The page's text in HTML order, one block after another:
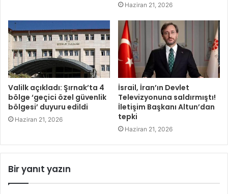
Haziran 21, 2026
Valilk açıkladı: Şırnak’ta 4
bölge ‘geçici özel güvenlik
bölgesi’ duyuru edildi
Haziran 21, 2026
İsrail, İran’ın Devlet
Televizyonuna saldırmıştı!
İletişim Başkanı Altun’dan
tepki
Haziran 21, 2026
Bir yanıt yazın